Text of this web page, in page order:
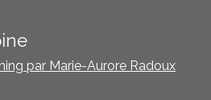
par Marie-Aurore Radoux